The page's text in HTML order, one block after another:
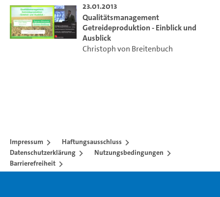
23.01.2013
Qualitätsmanagement
Getreideproduktion - Einblick und
Ausblick
Christoph von Breitenbuch
Impressum
Haftungsausschluss
Datenschutzerklärung
Nutzungsbedingungen
Barrierefreiheit